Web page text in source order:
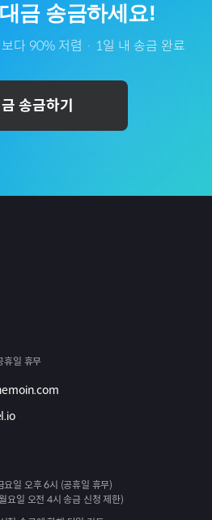
금 송금하세요!
다 90% 저렴 · 1일 내 송금 완료
송금하기
휴일 휴무
요일 오후 6시 (공휴일 휴무)
요일 오전 4시 송금 신청 제한)